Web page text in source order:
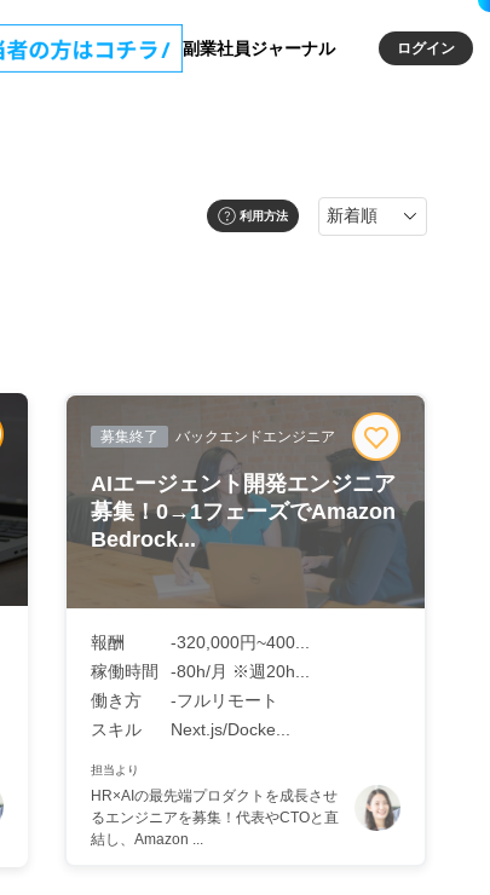
副業社員ジャーナル ログイン
利用方法
募集終了 バックエンドエンジニア
AIエージェント開発エンジニア
募集！0→1フェーズでAmazon
Bedrock...
報酬
-320,000円~400...
稼働時間
-80h/月 ※週20h...
働き方
-フルリモート
スキル
Next.js/Docke...
担当より
HR×AIの最先端プロダクトを成長させ
るエンジニアを募集！代表やCTOと直
結し、Amazon ...